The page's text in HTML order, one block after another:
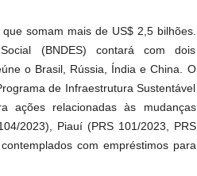
somam mais de US$ 2,5 bilhões.
(BNDES) contará com dois
o Brasil, Rússia, Índia e China. O
de Infraestrutura Sustentável
ações relacionadas às mudanças
2023), Piauí (PRS 101/2023, PRS
com empréstimos para